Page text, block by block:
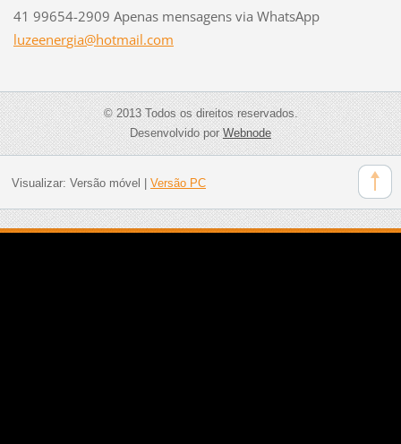
41 99654-2909 Apenas mensagens via WhatsApp
luzeenergia@hotmail.com
© 2013 Todos os direitos reservados.
Desenvolvido porWebnode
Visualizar: Versão móvel Versão PC